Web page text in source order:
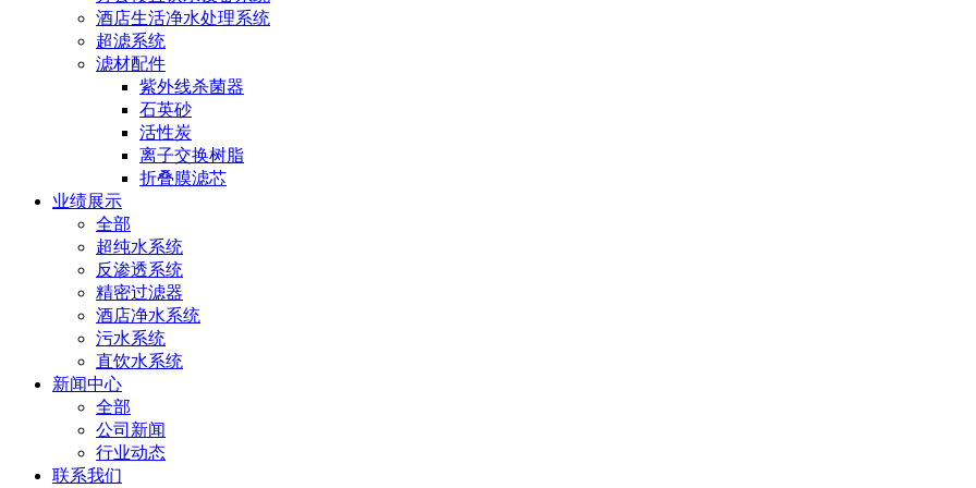
酒店生活净水处理系统
超滤系统
滤材配件
紫外线杀菌器
石英砂
活性炭
离子交换树脂
折叠膜滤芯
业绩展示
全部
超纯水系统
反渗透系统
精密过滤器
酒店净水系统
污水系统
直饮水系统
新闻中心
全部
公司新闻
行业动态
联系我们